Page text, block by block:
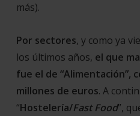
más).
Por sectores, y como ya
los últimos años, el que
fue el de “Alimentación”,
millones de euros. A
“Hostelería/Fast Food”,